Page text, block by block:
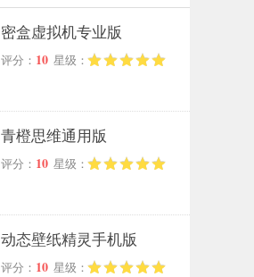
密盒虚拟机专业版
评分： 10 星级：
青橙思维通用版
评分： 10 星级：
动态壁纸精灵手机版
评分： 10 星级：